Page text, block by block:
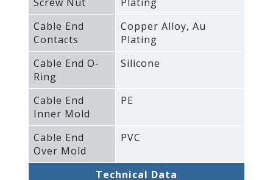
Cable End
Contacts
Copper Alloy‚ Au
Plating
Cable End O-
Ring
Silicone
Cable End
Inner Mold
PE
Cable End
Over Mold
PVC
Technical Data